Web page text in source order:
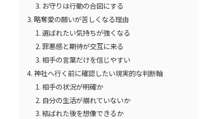
お守りは行動の合図にする
略奪愛の願いが苦しくなる理由
選ばれたい気持ちが強くなる
罪悪感と期待が交互に来る
相手の言葉だけを信じやすい
神社へ行く前に確認したい現実的な判断軸
相手の状況が明確か
自分の生活が崩れていないか
結ばれた後を想像できるか